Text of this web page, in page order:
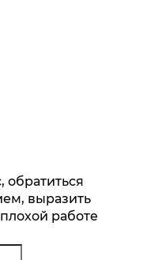
обратиться
выразить
работе